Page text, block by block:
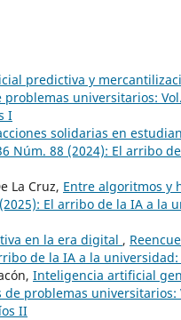
predictiva y
universitarios:
I
solidarias en
Núm. 88 (2024): El arribo
La Cruz, Entre algoritmos y
El arribo de la IA a la
en la era digital ,
de la IA a la
Inteligencia artificial
de problemas
II